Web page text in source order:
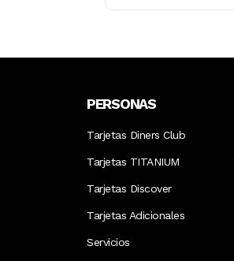
PERSONAS
Tarjetas Diners Club
Tarjetas TITANIUM
Tarjetas Discover
Tarjetas Adicionales
Servicios